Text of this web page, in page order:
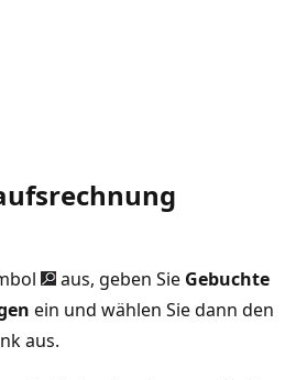
aus, geben Sie Gebuchte
ein und wählen Sie dann den
aus.